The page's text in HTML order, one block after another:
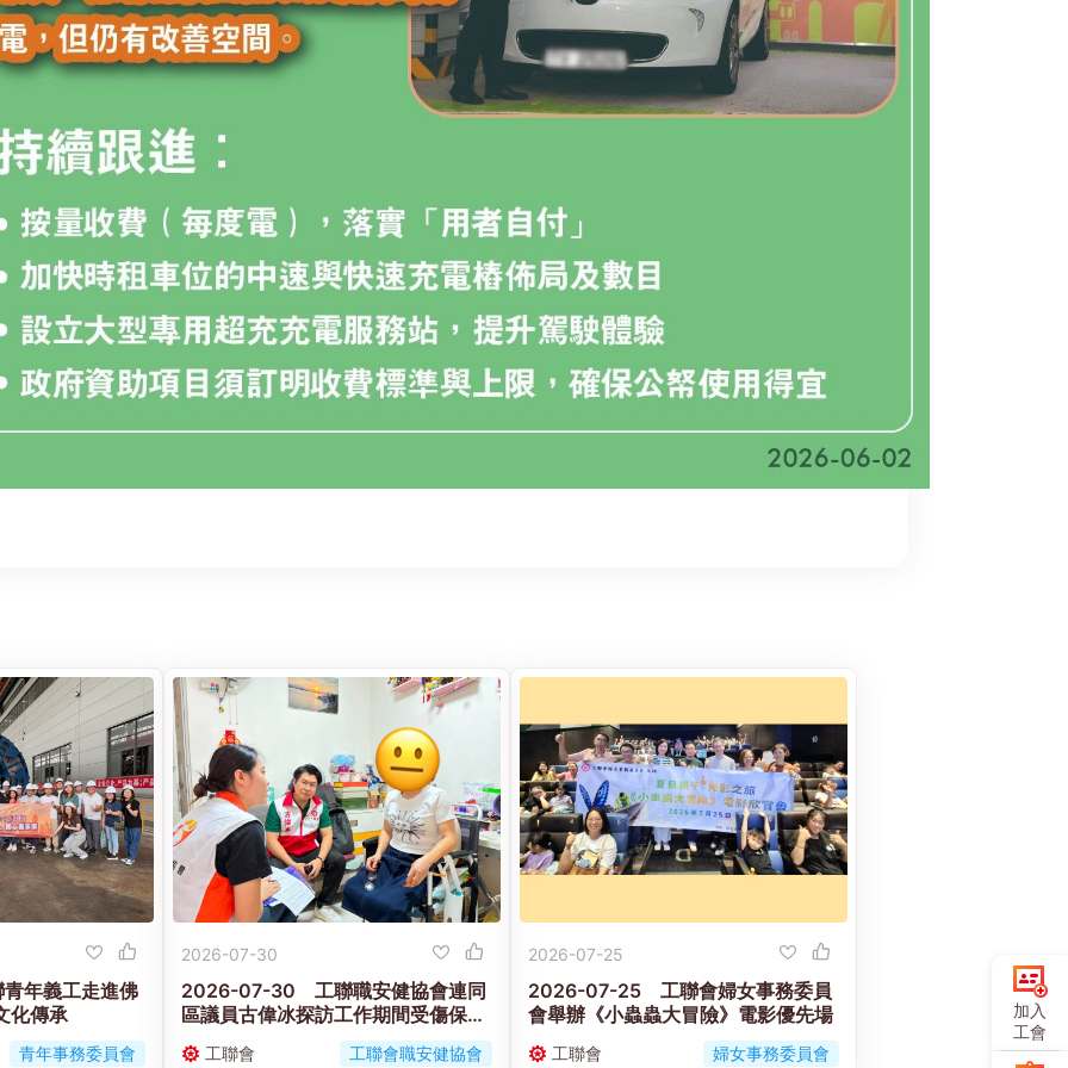
年義工走進佛
化傳承
青年事務委員會
2026-07-30
2026-07-30 工聯職安健協會連同
區議員古偉冰探訪工作期間受傷保安
工聯會 工聯會職安健協會
2026-07-25
2026-07-25 工聯會婦女事務委員
會舉辦《小蟲蟲大冒險》電影優先場
工聯會 婦女事務委員會
加入
工會